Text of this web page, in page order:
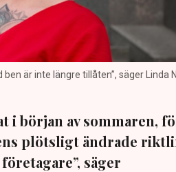
är inte längre tillåten”, säger Linda
i början av sommaren,
plötsligt ändrade
säger